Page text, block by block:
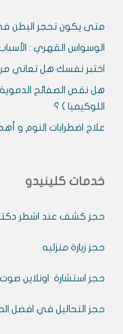
متى يكون تحجر البطن في
الوسواس القهري : الأسباب
اختبر نفسك هل تعاني من
هل نقص الصفائح الدموية
اللوكيميا ) ؟
علاج اضطرابات النوم و أهم 7 نصائح لـ نوم هادئ
خدمات كلينيدو
حجز كشف عند اشطر دكتور
حجز زيارة منزليه
حجز استشارة اونلاين صوت
حجز التحاليل في افضل